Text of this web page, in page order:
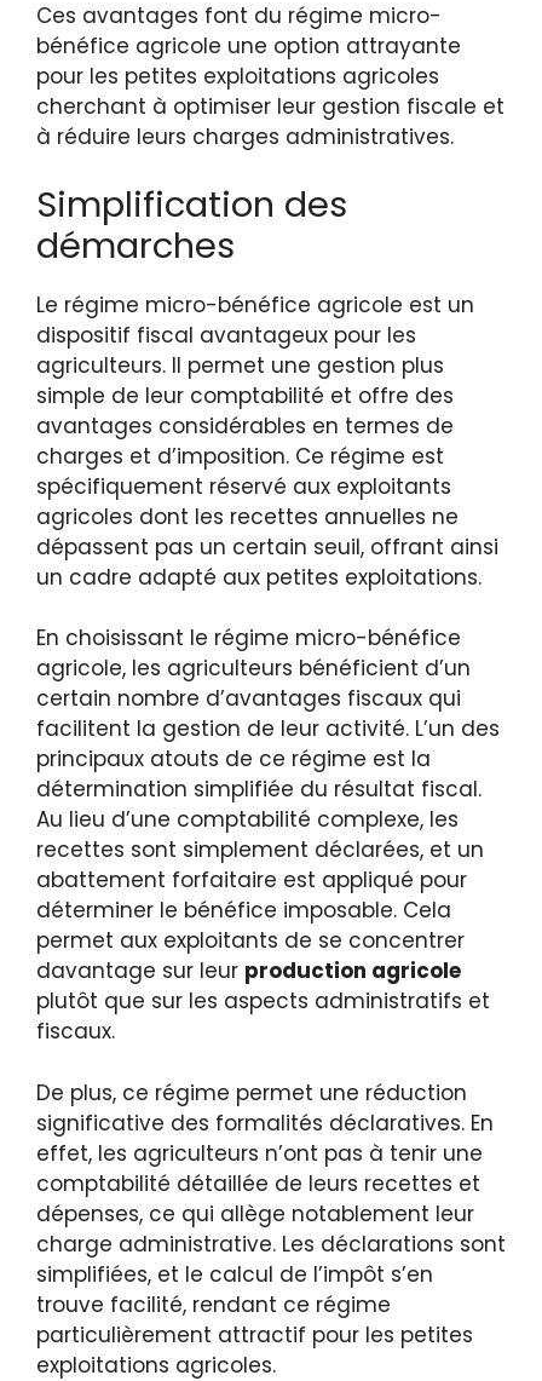
Ces avantages font du régime micro-
bénéfice agricole une option attrayante
pour les petites exploitations agricoles
cherchant à optimiser leur gestion fiscale et
à réduire leurs charges administratives.
Simplification des
démarches
Le régime micro-bénéfice agricole est un
dispositif fiscal avantageux pour les
agriculteurs. Il permet une gestion plus
simple de leur comptabilité et offre des
avantages considérables en termes de
charges et d’imposition. Ce régime est
spécifiquement réservé aux exploitants
agricoles dont les recettes annuelles ne
dépassent pas un certain seuil, offrant ainsi
un cadre adapté aux petites exploitations.
En choisissant le régime micro-bénéfice
agricole, les agriculteurs bénéficient d’un
certain nombre d’avantages fiscaux qui
facilitent la gestion de leur activité. L’un des
principaux atouts de ce régime est la
détermination simplifiée du résultat fiscal.
Au lieu d’une comptabilité complexe, les
recettes sont simplement déclarées, et un
abattement forfaitaire est appliqué pour
déterminer le bénéfice imposable. Cela
permet aux exploitants de se concentrer
davantage sur leur production agricole
plutôt que sur les aspects administratifs et
fiscaux.
De plus, ce régime permet une réduction
significative des formalités déclaratives. En
effet, les agriculteurs n’ont pas à tenir une
comptabilité détaillée de leurs recettes et
dépenses, ce qui allège notablement leur
charge administrative. Les déclarations sont
simplifiées, et le calcul de l’impôt s’en
trouve facilité, rendant ce régime
particulièrement attractif pour les petites
exploitations agricoles.